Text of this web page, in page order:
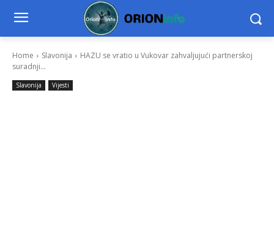
Home Slavonija
HAZU se vratio u Vukovar zahvaljujući partnerskoj
suradnji...
Slavonija Vijesti